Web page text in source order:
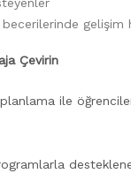
gelişim
Çevirin
planlama ile